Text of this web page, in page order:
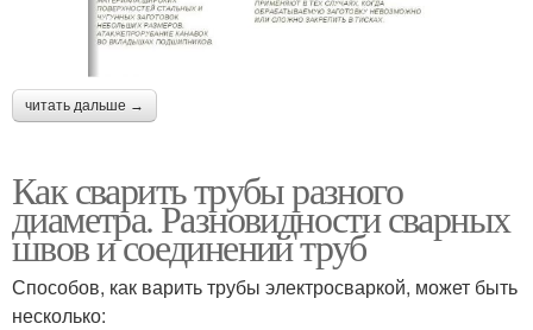
читать дальше →
Как сварить трубы разного
диаметра. Разновидности сварных
швов и соединений труб
Способов, как варить трубы электросваркой, может быть
несколько: